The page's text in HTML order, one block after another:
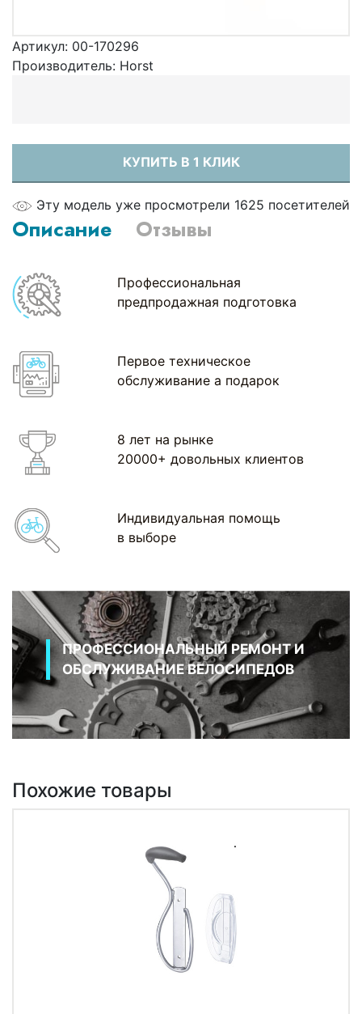
Артикул: 00-170296
Производитель: Horst
КУПИТЬ В 1 КЛИК
Эту модель уже просмотрели 1625 посетителей
Описание Отзывы
Профессиональная
предпродажная подготовка
Первое техническое
обслуживание а подарок
8 лет на рынке
20000+ довольных клиентов
Индивидуальная помощь
в выборе
ПРОФЕССИОНАЛЬНЫЙ РЕМОНТ И
ОБСЛУЖИВАНИЕ ВЕЛОСИПЕДОВ
Похожие товары